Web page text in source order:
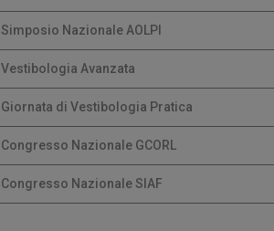
Simposio Nazionale AOLPI
Vestibologia Avanzata
Giornata di Vestibologia Pratica
Congresso Nazionale GCORL
Congresso Nazionale SIAF